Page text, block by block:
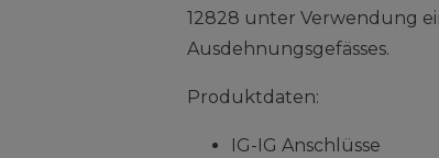
12828 unter Verwendung
Ausdehnungsgefässes.
Produktdaten:
IG-IG Anschlüsse